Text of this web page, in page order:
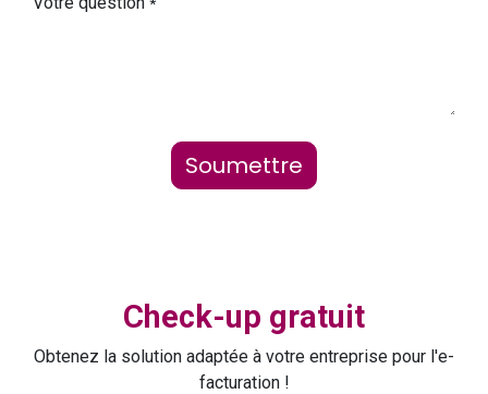
Check-up gratuit
Obtenez la solution adaptée à votre entreprise pour l'e-
facturation !
Soumettre